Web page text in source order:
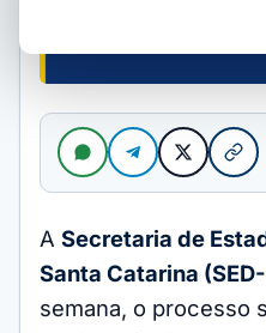
A Secretaria de
Santa Catarina
semana, o processo